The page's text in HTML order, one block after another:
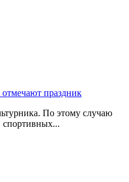
праздник
По этому случаю
спортивных...